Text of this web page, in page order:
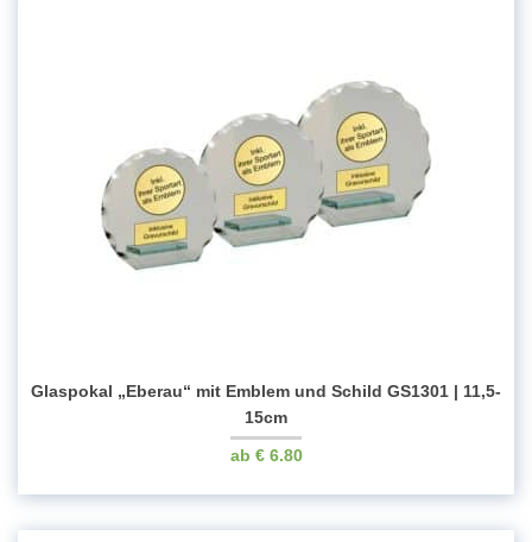
Glaspokal „Eberau“ mit Emblem und Schild GS1301 | 11,5-
15cm
€6.80